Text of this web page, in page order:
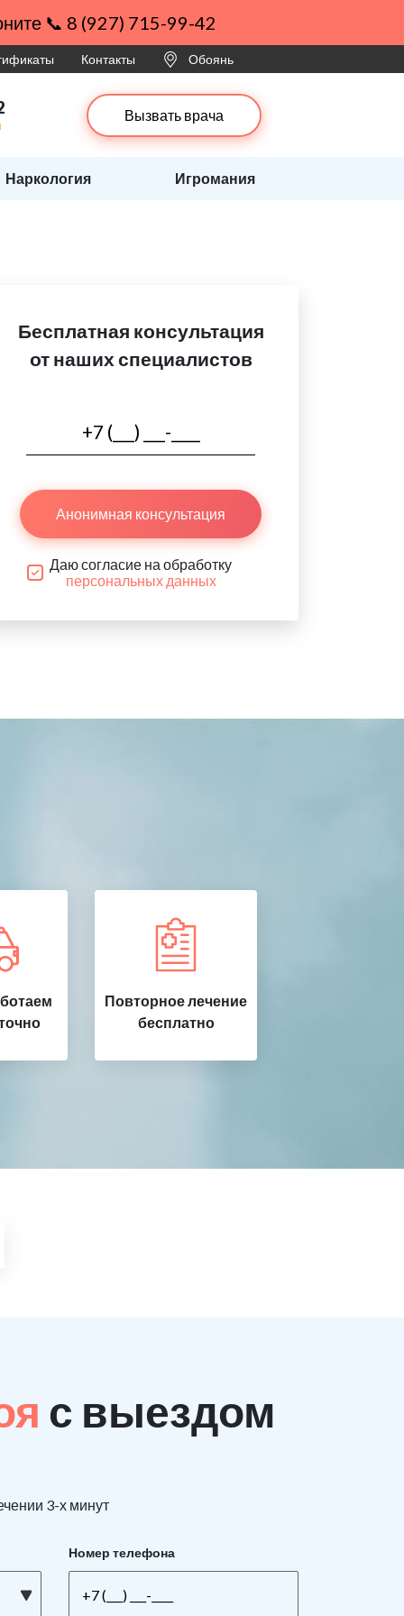
📞 8 (927) 715-99-42
Контакты Обоянь
Вызвать врача
Наркология Игромания
Бесплатная консультация
от наших специалистов
Анонимная консультация
Даю согласие на обработку
персональных данных
Повторное лечение
бесплатно
с выездом
3-х минут
Номер телефона